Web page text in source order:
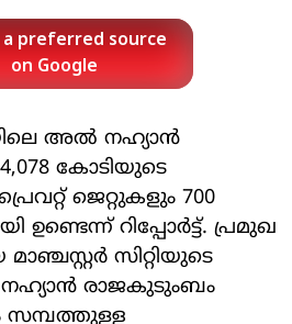
a preferred source
on Google
അല്‍ നഹ്യാന്‍
കോടിയുടെ
ജെറ്റുകളും 700
ഉണ്ടെന്ന് റിപ്പോര്‍ട്ട്. പ്രമുഖ
സിറ്റിയുടെ
രാജകുടുംബം
സമ്പത്തുള്ള